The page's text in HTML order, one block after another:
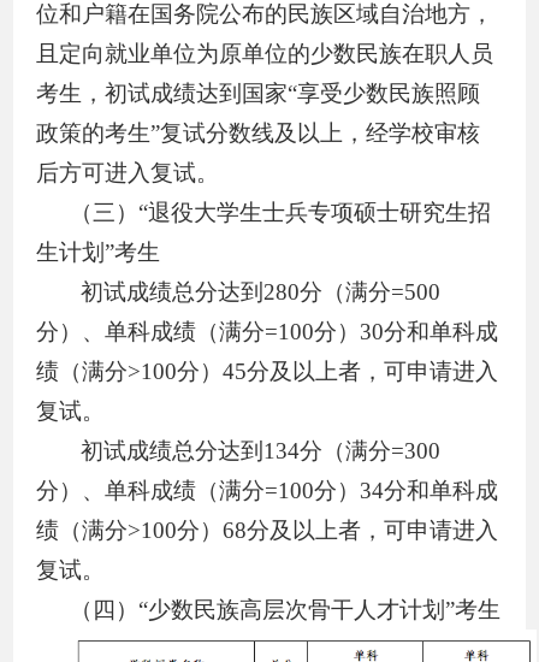
位和户籍在国务院公布的民族区域自治地方，
且定向就业单位为原单位的少数民族在职人员
考生，初试成绩达到国家“享受少数民族照顾
政策的考生”复试分数线及以上，经学校审核
后方可进入复试。
（三） “退役大学生士兵专项硕士研究生招
生计划”考生
初试成绩总分达到 280分（满分=500
分）、单科成绩（满分=100分） 30分和单科成
绩（满分>100分）45分及以上者，可申请进入
复试。
初试成绩总分达到 134分（满分=300
分）、单科成绩（满分=100分） 34分和单科成
绩（满分>100分）68分及以上者，可申请进入
复试。
（四） “少数民族高层次骨干人才计划”考生